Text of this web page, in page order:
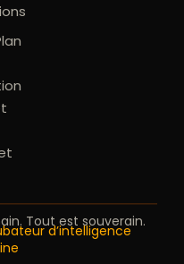
Tout est souverain.
d’intelligence